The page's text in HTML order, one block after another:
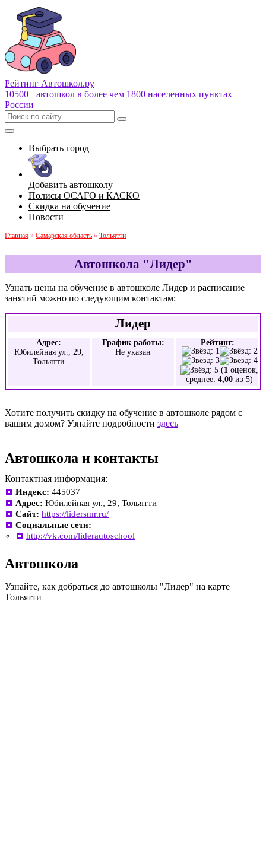
Рейтинг Автошкол.ру
10500+ автошкол в более чем 1800 населенных пунктах
России
Выбрать город
Добавить автошколу
Полисы ОСАГО и КАСКО
Скидка на обучение
Новости
Главная » Самарская область » Тольятти
Автошкола "Лидер"
Узнать цены на обучение в автошколе Лидер и расписание
занятий можно по следующим контактам:
Лидер
Адрес:
Юбилейная ул., 29,
Тольятти
График работы:
Не указан
Рейтинг:
(1 оценок,
среднее: 4,00 из 5)
Хотите получить скидку на обучение в автошколе рядом с
вашим домом? Узнайте подробности здесь
Автошкола и контакты
Контактная информация:
Индекс: 445037
Адрес: Юбилейная ул., 29, Тольятти
Сайт: https://lidersmr.ru/
Социальные сети:
http://vk.com/liderautoschool
Автошкола
Узнайте, как добраться до автошколы "Лидер" на карте
Тольятти